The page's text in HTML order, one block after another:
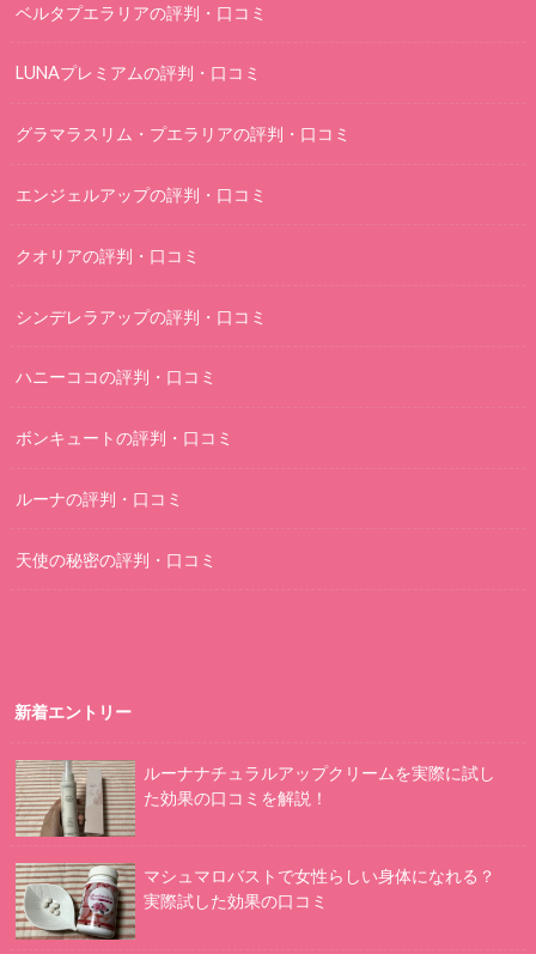
ベルタプエラリアの評判・口コミ
LUNAプレミアムの評判・口コミ
グラマラスリム・プエラリアの評判・口コミ
エンジェルアップの評判・口コミ
クオリアの評判・口コミ
シンデレラアップの評判・口コミ
ハニーココの評判・口コミ
ボンキュートの評判・口コミ
ルーナの評判・口コミ
天使の秘密の評判・口コミ
新着エントリー
ルーナナチュラルアップクリームを実際に試し
た効果の口コミを解説！
マシュマロバストで女性らしい身体になれる？
実際試した効果の口コミ